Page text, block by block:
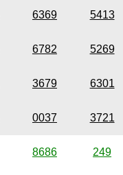
6369 5413
6782 5269
3679 6301
0037 3721
8686 249